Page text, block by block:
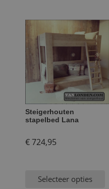
Steigerhouten
stapelbed Lana
€724,95
Selecteer opties